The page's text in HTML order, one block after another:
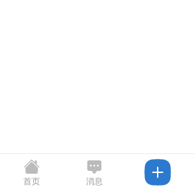
首页 消息